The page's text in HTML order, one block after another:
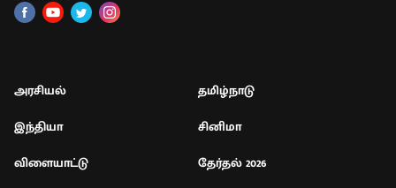
அரசியல்
தமிழ்நாடு
இந்தியா
சினிமா
விளையாட்டு
தேர்தல் 2026